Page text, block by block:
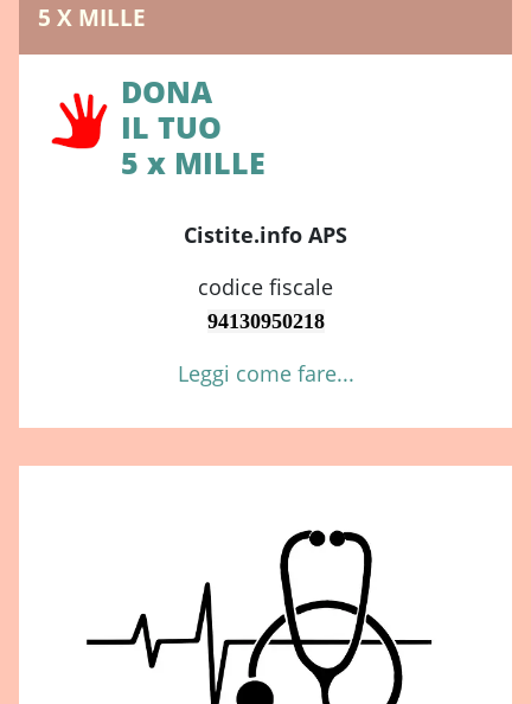
5 X MILLE
DONA
IL TUO
5 x MILLE
Cistite.info APS
codice fiscale
94130950218
Leggi come fare...